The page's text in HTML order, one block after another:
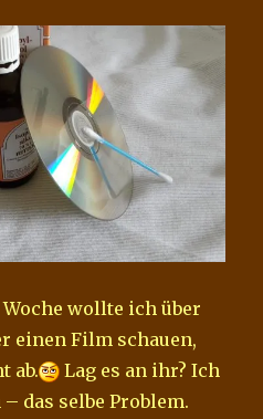
wollte ich über
einen Film schauen,
ab.
Lag es an ihr? Ich
das selbe Problem.